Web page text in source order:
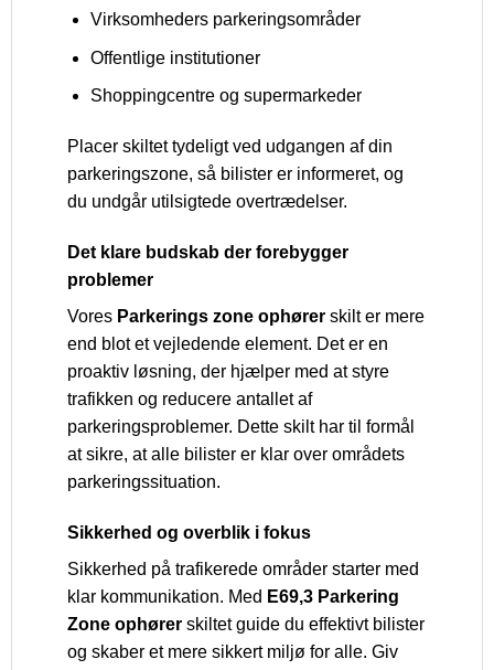
Virksomheders parkeringsområder
Offentlige institutioner
Shoppingcentre og supermarkeder
Placer skiltet tydeligt ved udgangen af din
parkeringszone, så bilister er informeret, og
du undgår utilsigtede overtrædelser.
Det klare budskab der forebygger
problemer
Vores Parkerings zone ophører skilt er mere
end blot et vejledende element. Det er en
proaktiv løsning, der hjælper med at styre
trafikken og reducere antallet af
parkeringsproblemer. Dette skilt har til formål
at sikre, at alle bilister er klar over områdets
parkeringssituation.
Sikkerhed og overblik i fokus
Sikkerhed på trafikerede områder starter med
klar kommunikation. Med E69,3 Parkering
Zone ophører skiltet guide du effektivt bilister
og skaber et mere sikkert miljø for alle. Giv